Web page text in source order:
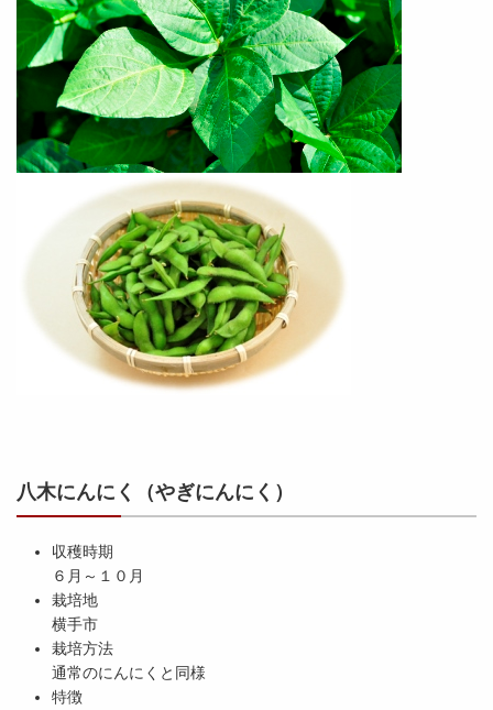
八木にんにく（やぎにんにく）
収穫時期
６月～１０月
栽培地
横手市
栽培方法
通常のにんにくと同様
特徴